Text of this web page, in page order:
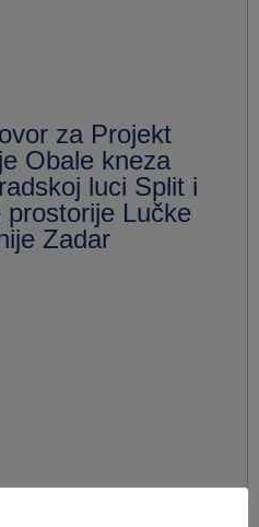
za Projekt
Obale kneza
luci Split i
Lučke
Zadar